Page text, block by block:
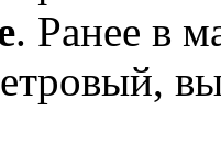
. Ранее в